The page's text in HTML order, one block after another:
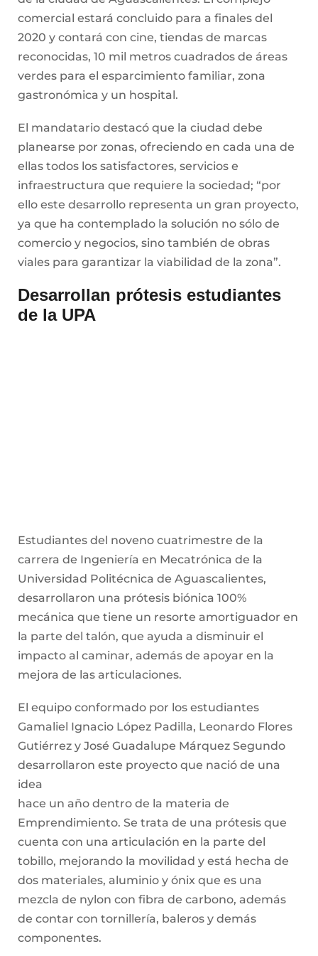
ellas todos los satisfactores, servicios e
infraestructura que requiere la sociedad; “por
ello este desarrollo representa un gran proyecto,
ya que ha contemplado la solución no sólo de
comercio y negocios, sino también de obras
viales para garantizar la viabilidad de la zona”.
Desarrollan prótesis estudiantes
de la UPA
El equipo conformado por los estudiantes
Gamaliel Ignacio López Padilla, Leonardo Flores
Gutiérrez y José Guadalupe Márquez Segundo
desarrollaron este proyecto que nació de una
idea
hace un año dentro de la materia de
Emprendimiento. Se trata de una prótesis que
cuenta con una articulación en la parte del
tobillo, mejorando la movilidad y está hecha de
dos materiales, aluminio y ónix que es una
mezcla de nylon con fibra de carbono, además
de contar con tornillería, baleros y demás
componentes.
Leonardo Flores Gutiérrez comentó que tiene un
tío a quien le amputaron uno de sus pies hace
más de un año y tras platicar con él, se dio
cuenta de varios aspectos, sobre todo del dolor y
el
impacto al perder uno de sus miembros. “Esa
fue nuestra inspiración, el quererles cambiar la
vida a las personas que padecen de este